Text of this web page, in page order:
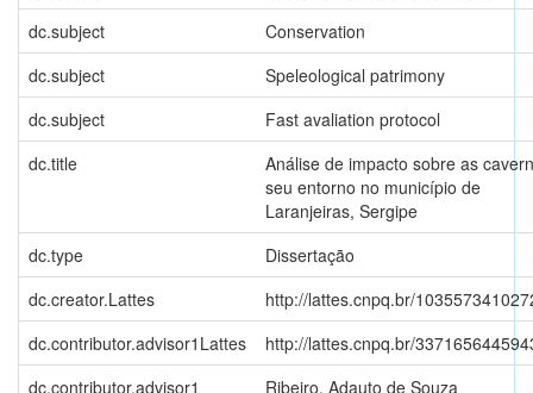
dc.subject
Conservation
dc.subject
Speleological patrimony
dc.subject
Fast avaliation protocol
dc.title
Análise de impacto sobre as
seu entorno no município de
Laranjeiras, Sergipe
dc.type
Dissertação
dc.creator.Lattes
http://lattes.cnpq.br/
dc.contributor.advisor1Lattes
http://lattes.cnpq.br/
dc.contributor.advisor1
Ribeiro, Adauto de Souza